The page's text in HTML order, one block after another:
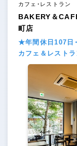
カフェ・レストラン
BAKERY＆
町店
★年間休日107日
カフェ＆レストラ